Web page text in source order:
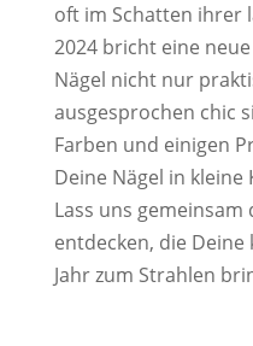
oft im Schatten ihrer
2024 bricht eine
Nägel nicht nur
ausgesprochen chic
Farben und einigen
Deine Nägel in
Lass uns gemeinsam
entdecken, die Deine
Jahr zum Strahlen